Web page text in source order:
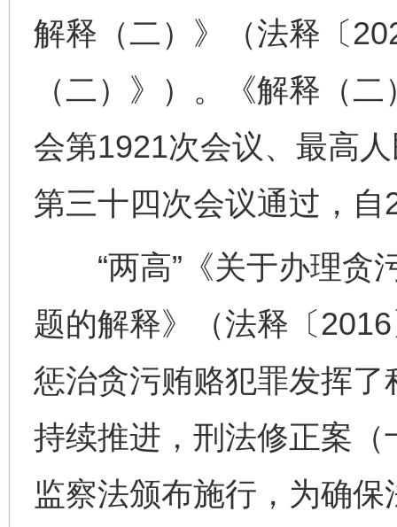
解释（二）》（法释〔
（二）》）。《解释（
会第1921次会议、最高
第三十四次会议通过，
“两高”《关于办理贪
题的解释》（法释〔
惩治贪污贿赂犯罪发挥
持续推进，刑法修正案
监察法颁布施行，为确